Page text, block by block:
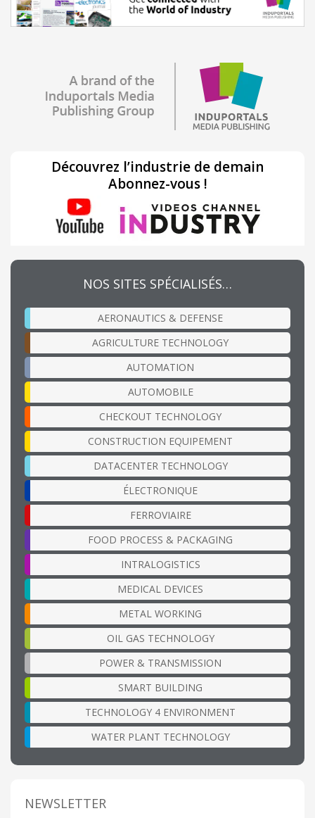
Découvrez l’industrie de demain
Abonnez-vous !
NOS SITES SPÉCIALISÉS…
AERONAUTICS & DEFENSE
AGRICULTURE TECHNOLOGY
AUTOMATION
AUTOMOBILE
CHECKOUT TECHNOLOGY
CONSTRUCTION EQUIPEMENT
DATACENTER TECHNOLOGY
ÉLECTRONIQUE
FERROVIAIRE
FOOD PROCESS & PACKAGING
INTRALOGISTICS
MEDICAL DEVICES
METAL WORKING
OIL GAS TECHNOLOGY
POWER & TRANSMISSION
SMART BUILDING
TECHNOLOGY 4 ENVIRONMENT
WATER PLANT TECHNOLOGY
NEWSLETTER